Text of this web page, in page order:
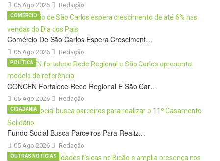
05 Ago 2026 Redação
Comércio De São Carlos Espera Cresciment…
05 Ago 2026
COMÉRCIO
Redação
CONCEN Fortalece Rede Regional E São Car…
05 Ago 2026
POLÍTICA
Redação
Fundo Social Busca Parceiros Para Realiz…
05 Ago 2026
CIDADANIA
Redação
OUTRAS NOTÍCIAS